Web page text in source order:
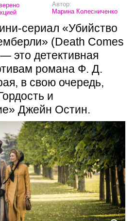
Автор:
Марина Колесниченко
сериал «Убийство
(Death Comes
это детективная
романа Ф. Д.
в свою очередь,
и
Джейн Остин.